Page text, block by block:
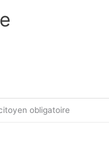
obligatoire